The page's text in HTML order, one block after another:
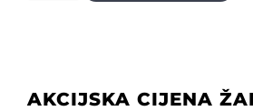
AKCIJSKA CIJENA